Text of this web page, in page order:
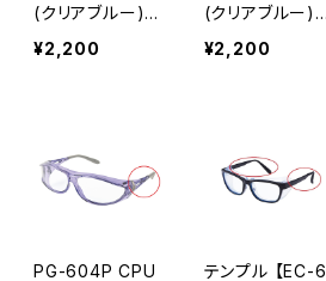
(クリアブルー)
パーツ 右テンプ
¥2,200
(クリアブルー)
パーツ 左テンプ
¥2,200
PG-604P CPU テンプル 【EC-6